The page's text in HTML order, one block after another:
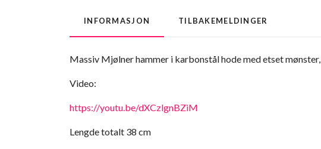
INFORMASJON TILBAKEMELDINGER
Massiv Mjølner hammer i karbonstål hode med etset mønster,
Video:
https://youtu.be/dXCzlgnBZiM
Lengde totalt 38 cm